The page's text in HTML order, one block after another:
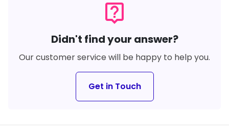
live_help
Didn't find your answer?
Our customer service will be happy to help you.
Get in Touch